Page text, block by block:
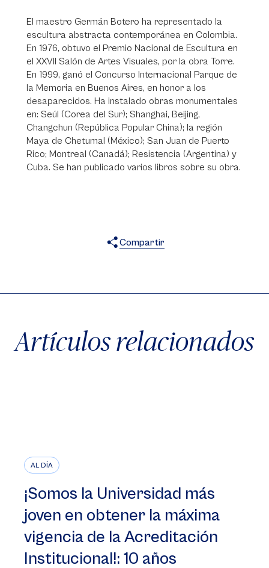
El maestro Germán Botero ha representado la
escultura abstracta contemporánea en Colombia.
En 1976, obtuvo el Premio Nacional de Escultura en
el XXVII Salón de Artes Visuales, por la obra Torre.
En 1999, ganó el Concurso Internacional Parque de
la Memoria en Buenos Aires, en honor a los
desaparecidos. Ha instalado obras monumentales
en: Seúl (Corea del Sur); Shanghai, Beijing,
Changchun (República Popular China); la región
Maya de Chetumal (México); San Juan de Puerto
Rico; Montreal (Canadá); Resistencia (Argentina) y
Cuba. Se han publicado varios libros sobre su obra.
Compartir
Artículos relacionados
AL DÍA
¡Somos la Universidad más
joven en obtener la máxima
vigencia de la Acreditación
Institucional!: 10 años